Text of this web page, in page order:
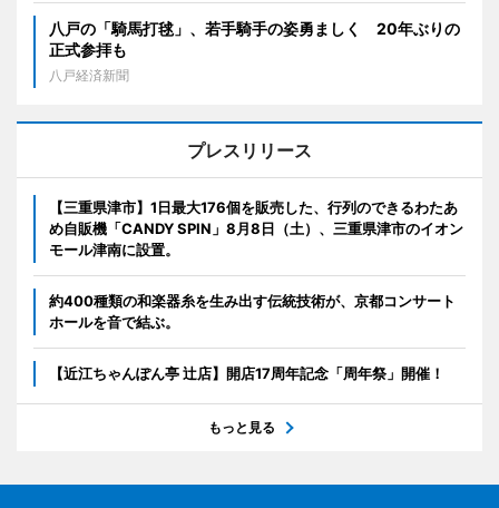
八戸の「騎馬打毬」、若手騎手の姿勇ましく 20年ぶりの
正式参拝も
八戸経済新聞
プレスリリース
【三重県津市】1日最大176個を販売した、行列のできるわたあ
め自販機「CANDY SPIN」8月8日（土）、三重県津市のイオン
モール津南に設置。
約400種類の和楽器糸を生み出す伝統技術が、京都コンサート
ホールを音で結ぶ。
【近江ちゃんぽん亭 辻店】開店17周年記念「周年祭」開催！
もっと見る